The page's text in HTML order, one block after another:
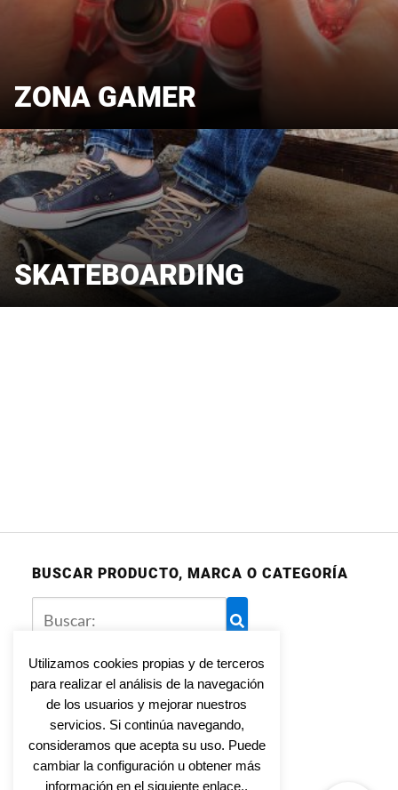
ZONA GAMER
SKATEBOARDING
BUSCAR PRODUCTO, MARCA O CATEGORÍA
Aviso legal
Política de privacidad
Política de cookies
Utilizamos cookies propias y de terceros
para realizar el análisis de la navegación
de los usuarios y mejorar nuestros
servicios. Si continúa navegando,
consideramos que acepta su uso. Puede
cambiar la configuración u obtener más
información en el siguiente enlace..